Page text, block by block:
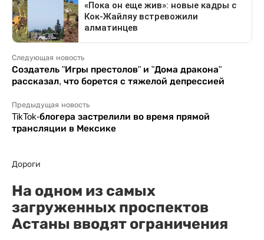
Следующая новость
Создатель "Игры престолов" и "Дома дракона"
рассказал, что борется с тяжелой депрессией
Предыдущая новость
TikTok-блогера застрелили во время прямой
трансляции в Мексике
Дороги
На одном из самых
загруженных проспектов
Астаны вводят ограничения